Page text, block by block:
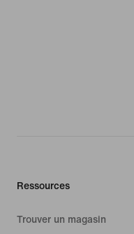
Ressources
Trouver un magasin